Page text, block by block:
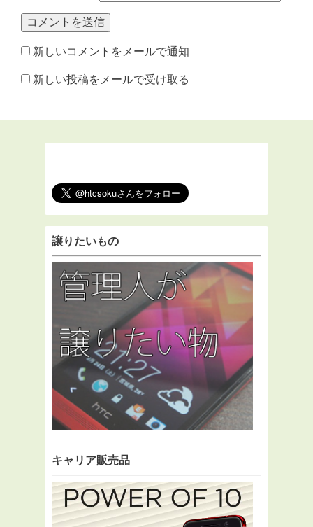
新しいコメントをメールで通知
新しい投稿をメールで受け取る
譲りたいもの
キャリア販売品